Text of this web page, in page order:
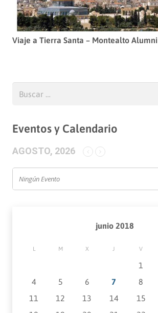
Viaje a Tierra Santa – Montealto Alumni
Eventos y Calendario
AGOSTO, 2026
Ningún Evento
junio 2018
L M X J V
1
4
5 6 7 8
11
12 13 14 15